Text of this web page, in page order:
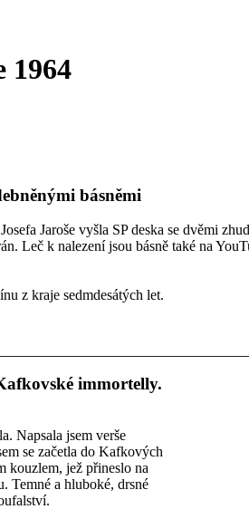
1964
básněmi
Jaroše vyšla SP deska se dvěmi
Leč k nalezení jsou básně také na
z kraje sedmdesátých let.
immortelly.
Napsala jsem verše
se začetla do Kafkových
kouzlem, jež přineslo na
Temné a hluboké, drsné